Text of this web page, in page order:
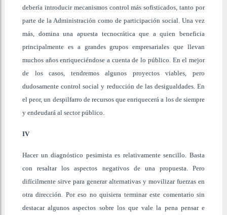
debería introducir mecanismos control más sofisticados, tanto por
parte de la Administración como de participación social. Una vez
más, domina una apuesta tecnocrática que a quien beneficia
principalmente es a grandes grupos empresariales que llevan
muchos años enriqueciéndose a cuenta de lo público. En el mejor
de los casos, tendremos algunos proyectos viables, pero
dudosamente control social y reducción de las desigualdades. En
el peor, un despilfarro de recursos que enriquecerá a los de siempre
y endeudará al sector público.
IV
Hacer un diagnóstico pesimista es relativamente sencillo. Basta
con resaltar los aspectos negativos de una propuesta. Pero
difícilmente sirve para generar alternativas y movilizar fuerzas en
otra dirección. Por eso no quisiera terminar este comentario sin
destacar algunos aspectos sobre los que vale la pena pensar e